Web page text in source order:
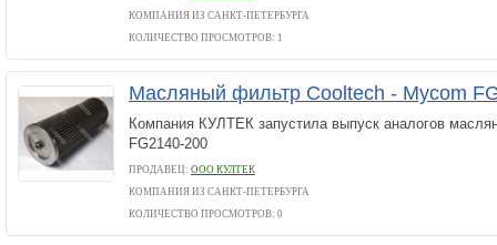
КОМПАНИЯ ИЗ САНКТ-ПЕТЕРБУРГА
КОЛИЧЕСТВО ПРОСМОТРОВ: 1
Масляный фильтр Cooltech - Mycom
Компания КУЛТЕК запустила выпуск аналогов
FG2140-200
ПРОДАВЕЦ: ООО КУЛТЕК
КОМПАНИЯ ИЗ САНКТ-ПЕТЕРБУРГА
КОЛИЧЕСТВО ПРОСМОТРОВ: 0